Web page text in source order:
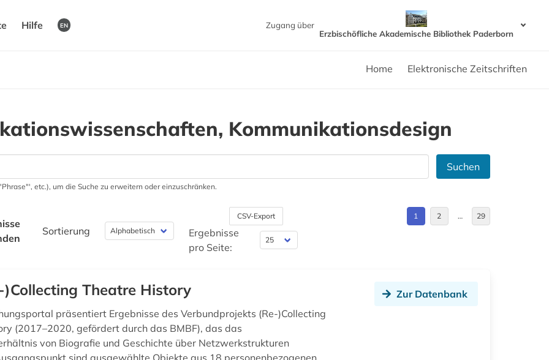
Hilfe EN
Zugang über
Erzbischöfliche Akademische Bibliothek Paderborn
Home Elektronische Zeitschriften
Kommunikationsdesign
Suchen
etc.), um die Suche zu erweitern oder einzuschränken.
Sortierung
CSV-Export
Ergebnisse
pro Seite:
1 2 … 29
)Collecting Theatre History
präsentiert Ergebnisse des Verbundprojekts (Re-)Collecting
(2017–2020, gefördert durch das BMBF), das das
von Biografie und Geschichte über Netzwerkstrukturen
Zur Datenbank